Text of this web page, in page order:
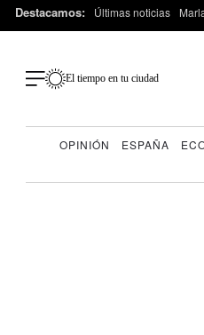
Destacamos: Últimas noticias
El tiempo en tu ciudad
OPINIÓN ESPAÑA